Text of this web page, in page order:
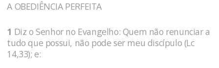
A OBEDIÊNCIA PERFEITA
1 Diz o Senhor no Evangelho: Quem não renunciar a
tudo que possui, não pode ser meu discípulo (Lc
14,33); e: